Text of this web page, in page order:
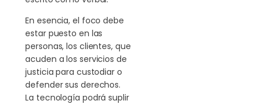
En esencia, el foco debe
estar puesto en las
personas, los clientes, que
acuden a los servicios de
justicia para custodiar o
defender sus derechos.
La tecnología podrá suplir